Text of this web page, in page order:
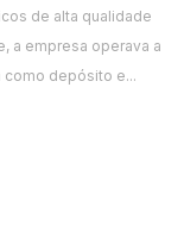
de alta qualidade
a empresa operava a
como depósito e...